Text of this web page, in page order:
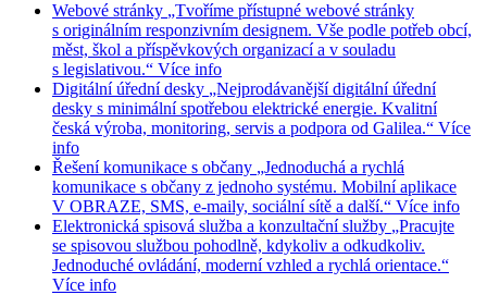
Webové stránky „Tvoříme přístupné webové stránky
s originálním responzivním designem. Vše podle potřeb obcí,
měst, škol a příspěvkových organizací a v souladu
s legislativou.“ Více info
Digitální úřední desky „Nejprodávanější digitální úřední
desky s minimální spotřebou elektrické energie. Kvalitní
česká výroba, monitoring, servis a podpora od Galilea.“ Více
info
Řešení komunikace s občany „Jednoduchá a rychlá
komunikace s občany z jednoho systému. Mobilní aplikace
V OBRAZE, SMS, e-maily, sociální sítě a další.“ Více info
Elektronická spisová služba a konzultační služby „Pracujte
se spisovou službou pohodlně, kdykoliv a odkudkoliv.
Jednoduché ovládání, moderní vzhled a rychlá orientace.“
Více info